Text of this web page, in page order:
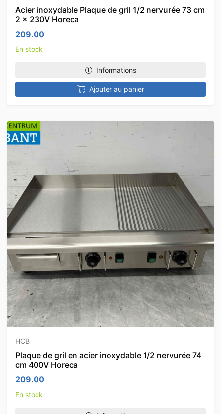
Acier inoxydable Plaque de gril 1/2 nervurée 73 cm
2 x 230V Horeca
209.00
En stock
Informations
Ajouter au panier
HCB
Plaque de gril en acier inoxydable 1/2 nervurée 74
cm 400V Horeca
209.00
En stock